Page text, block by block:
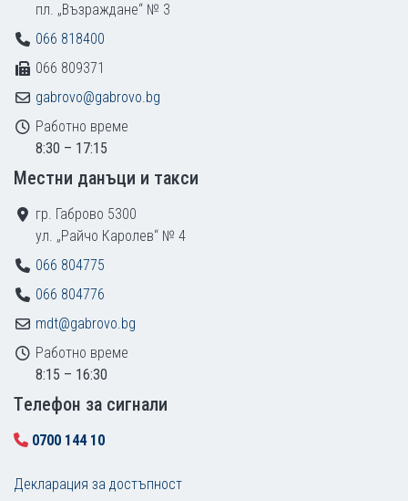
пл. „Възраждане“ № 3
066 818400
066 809371
gabrovo@gabrovo.bg
Работно време
8:30 – 17:15
Местни данъци и такси
гр. Габрово 5300
ул. „Райчо Каролев“ № 4
066 804775
066 804776
mdt@gabrovo.bg
Работно време
8:15 – 16:30
Tелефон за сигнали
0700 144 10
Декларация за достъпност